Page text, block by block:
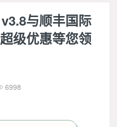
与顺丰国际
级优惠等您领
6998